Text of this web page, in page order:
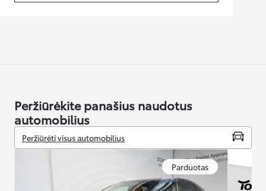
Peržiūrėkite panašius naudotus
automobilius
Peržiūrėti visus automobilius
Parduotas